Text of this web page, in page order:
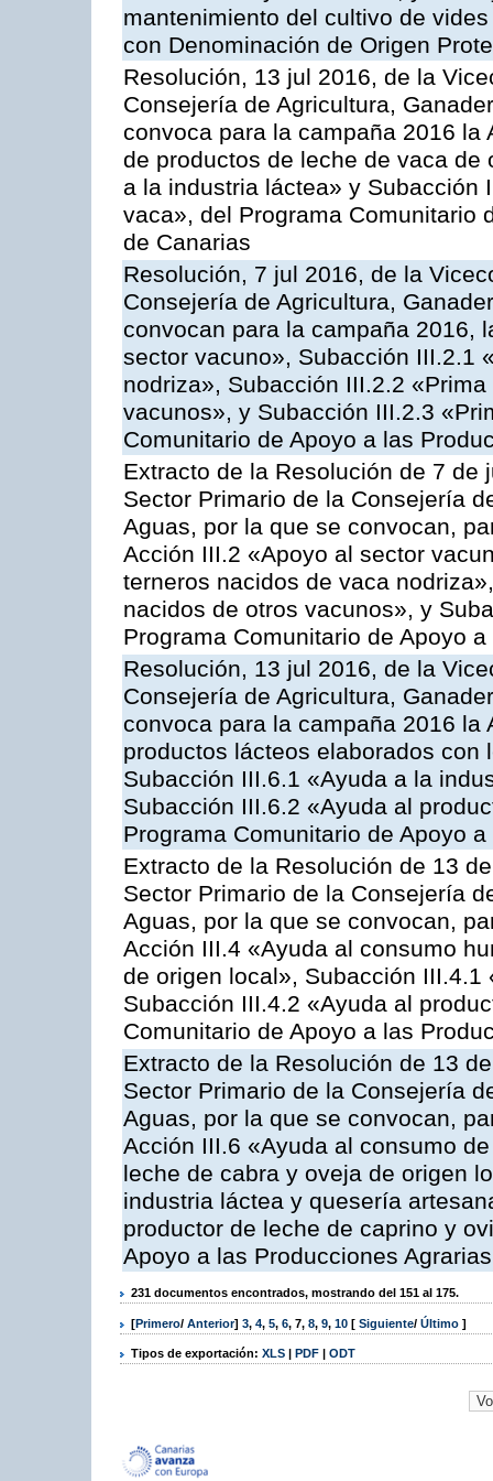
mantenimiento del cultivo de
con Denominación de Origen
Resolución, 13 jul 2016, de la
Consejería de Agricultura,
convoca para la campaña 2016
de productos de leche de vaca
a la industria láctea» y Subacción
vaca», del Programa Comunitario
de Canarias
Resolución, 7 jul 2016, de la
Consejería de Agricultura,
convocan para la campaña 2016,
sector vacuno», Subacción III.2.1
nodriza», Subacción III.2.2
vacunos», y Subacción III.2.3
Comunitario de Apoyo a las
Extracto de la Resolución de 7
Sector Primario de la Consejería
Aguas, por la que se convocan,
Acción III.2 «Apoyo al sector
terneros nacidos de vaca
nacidos de otros vacunos», y
Programa Comunitario de Apoyo
Resolución, 13 jul 2016, de la
Consejería de Agricultura,
convoca para la campaña 2016
productos lácteos elaborados
Subacción III.6.1 «Ayuda a la
Subacción III.6.2 «Ayuda al
Programa Comunitario de Apoyo
Extracto de la Resolución de 13
Sector Primario de la Consejería
Aguas, por la que se convocan,
Acción III.4 «Ayuda al consumo
de origen local», Subacción
Subacción III.4.2 «Ayuda al
Comunitario de Apoyo a las
Extracto de la Resolución de 13
Sector Primario de la Consejería
Aguas, por la que se convocan,
Acción III.6 «Ayuda al consumo
leche de cabra y oveja de origen
industria láctea y quesería
productor de leche de caprino y
Apoyo a las Producciones
231 documentos encontrados, mostrando del 151 al 175.
[Primero/ Anterior] 3, 4, 5, 6, 7, 8, 9, 10 [ Siguiente/ Último ]
Tipos de exportación: XLS | PDF | ODT